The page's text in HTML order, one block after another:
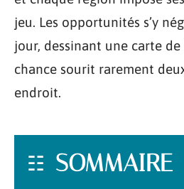
jeu. Les opportunités s’y
jour, dessinant une carte
chance sourit rarement
endroit.
SOMMAIRE